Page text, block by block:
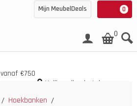
0
Mijn MeubelDeals
0
€750
Veilig online betalen
/ Hoekbanken /